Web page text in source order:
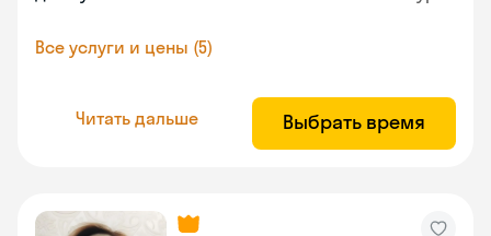
Все услуги и цены (5)
Читать дальше Выбрать время